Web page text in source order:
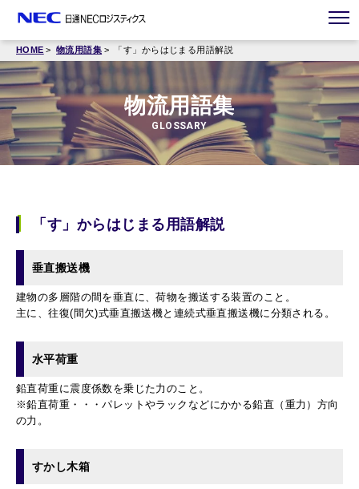
HOME 物流用語集 「す」からはじまる用語解説
物流用語集
GLOSSARY
「す」からはじまる用語解説
垂直搬送機
建物の多層階の間を垂直に、荷物を搬送する装置のこと。
主に、往復(間欠)式垂直搬送機と連続式垂直搬送機に分類される。
水平荷重
鉛直荷重に震度係数を乗じた力のこと。
※鉛直荷重・・・パレットやラックなどにかかる鉛直（重力）方向
の力。
すかし木箱